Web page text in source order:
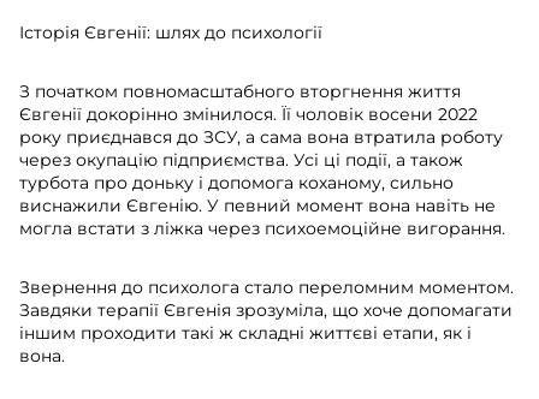
Історія Євгенії: шлях до психології
З початком повномасштабного вторгнення життя
Євгенії докорінно змінилося. Її чоловік восени 2022
року приєднався до ЗСУ, а сама вона втратила роботу
через окупацію підприємства. Усі ці події, а також
турбота про доньку і допомога коханому, сильно
виснажили Євгенію. У певний момент вона навіть не
могла встати з ліжка через психоемоційне вигорання.
Звернення до психолога стало переломним моментом.
Завдяки терапії Євгенія зрозуміла, що хоче допомагати
іншим проходити такі ж складні життєві етапи, як і
вона.